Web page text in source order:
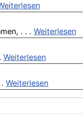
. . . Weiterlesen
Weiterlesen
Weiterlesen